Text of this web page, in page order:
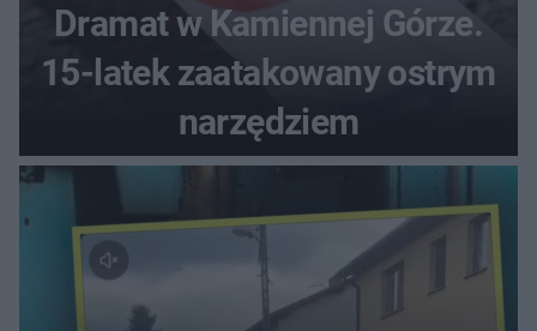
Dramat w Kamiennej Górze.
15-latek zaatakowany ostrym
narzędziem